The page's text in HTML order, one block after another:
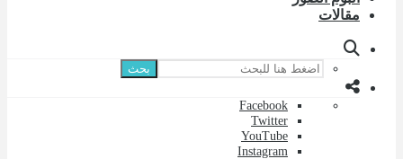
مقالات
بحث
Facebook
Twitter
YouTube
Instagram